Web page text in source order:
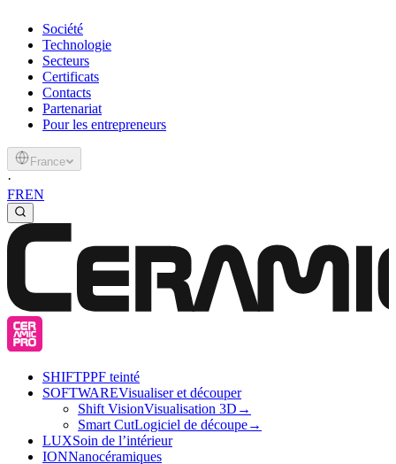
Société
Technologie
Secteurs
Certificats
Contacts
Partenariat
Pour les entrepreneurs
France
·
FREN
SHIFTPPF teinté
SOFTWAREVisualiser et découper
Shift VisionVisualisation 3D →
Smart CutLogiciel de découpe→
LUXSoin de l’intérieur
IONNanocéramiques